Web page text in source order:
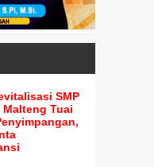
SMP
Malteng Tuai